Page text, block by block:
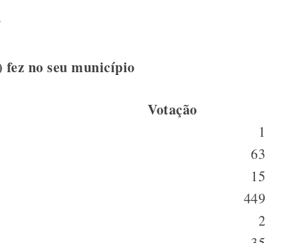
no seu município
Votação
1
63
15
449
2